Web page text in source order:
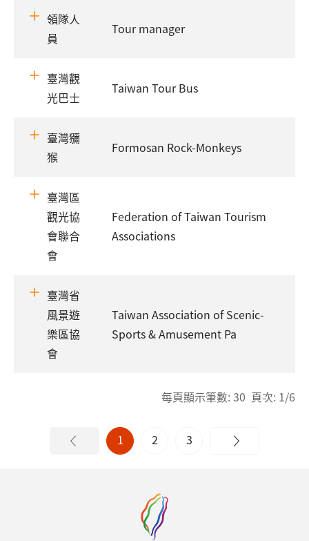
領隊人
員
Tour manager
臺灣觀
光巴士
Taiwan Tour Bus
臺灣獼
猴
Formosan Rock-Monkeys
臺灣區
觀光協
會聯合
會
Federation of Taiwan Tourism
Associations
臺灣省
風景遊
樂區協
會
Taiwan Association of Scenic-
Sports & Amusement Pa
每頁顯示筆數: 30 頁次: 1/6
1 2 3